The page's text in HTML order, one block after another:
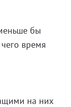
бы
время
на них